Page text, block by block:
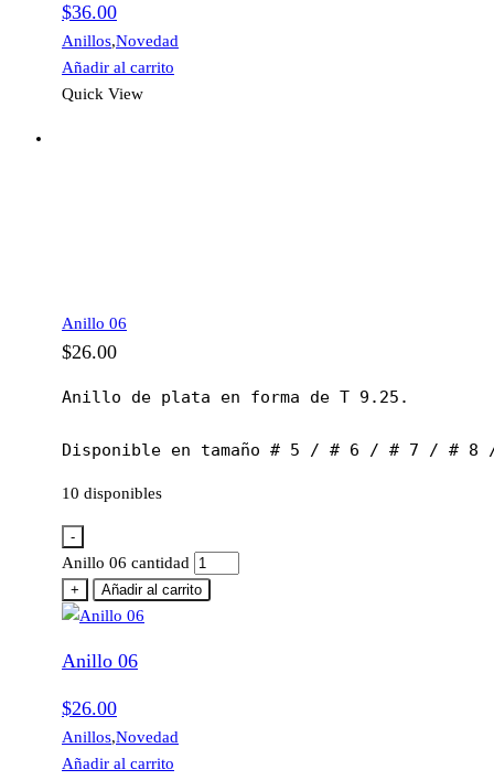
$36.00
Anillos,Novedad
Añadir al carrito
Quick View
Anillo 06
$26.00
Anillo de plata en forma de T 9.25.
Disponible en tamaño # 5 / # 6 / # 7 / # 8
10 disponibles
-
Anillo 06 cantidad
+ Añadir al carrito
Anillo 06
$26.00
Anillos,Novedad
Añadir al carrito